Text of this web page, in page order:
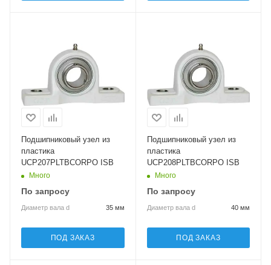
Подшипниковый узел из
пластика
UCP207PLTBCORPO ISB
Много
По запросу
Диаметр вала d 35 мм
ПОД ЗАКАЗ
Подшипниковый узел из
пластика
UCP208PLTBCORPO ISB
Много
По запросу
Диаметр вала d 40 мм
ПОД ЗАКАЗ